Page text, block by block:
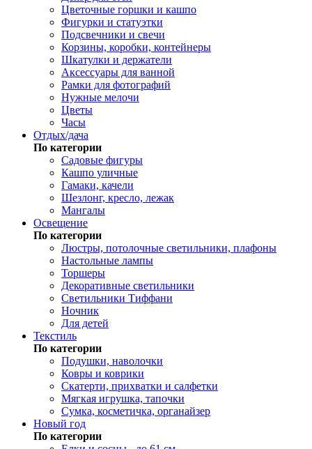
Цветочные горшки и кашпо
Фигурки и статуэтки
Подсвечники и свечи
Корзины, коробки, контейнеры
Шкатулки и держатели
Аксессуары для ванной
Рамки для фотографий
Нужные мелочи
Цветы
Часы
Отдых/дача
По категории
Садовые фигуры
Кашпо уличные
Гамаки, качели
Шезлонг, кресло, лежак
Мангалы
Освещение
По категории
Люстры, потолочные светильники, плафоны
Настольные лампы
Торшеры
Декоративные светильники
Светильники Тиффани
Ночник
Для детей
Текстиль
По категории
Подушки, наволочки
Ковры и коврики
Скатерти, прихватки и салфетки
Мягкая игрушка, тапочки
Сумка, косметичка, органайзер
Новый год
По категории